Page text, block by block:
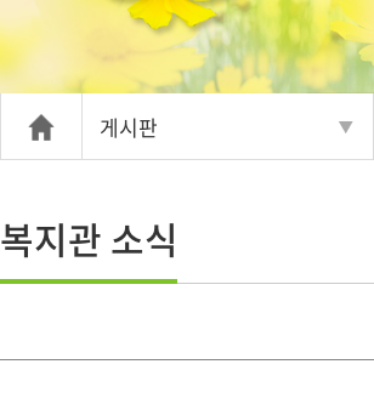
게시판
복지관 소식